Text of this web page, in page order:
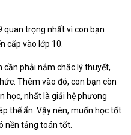
quan trọng nhất vì con bạn
cấp vào lớp 10.
cần phải nắm chắc lý thuyết,
Thêm vào đó, con bạn còn
học, nhất là giải hệ phương
thế ẩn. Vậy nên, muốn học tốt
nền tảng toán tốt.